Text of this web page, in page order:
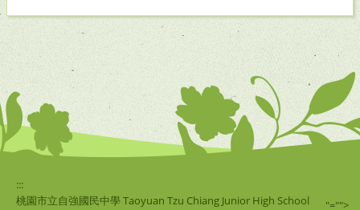
:::
桃園市立自強國民中學 Taoyuan Tzu Chiang Junior High School
"="">